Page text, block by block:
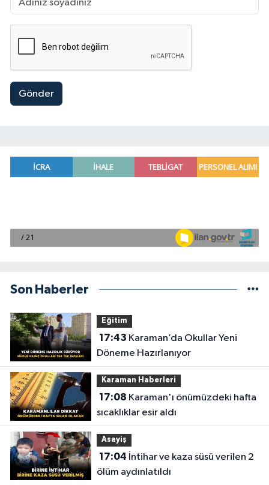
Gönder
Son Haberler
Eğitim
17:43
Döneme Hazırlanıyor
Karaman Haberleri
17:08
sıcaklıklar esir aldı
Asayiş
17:04
ölüm aydınlatıldı